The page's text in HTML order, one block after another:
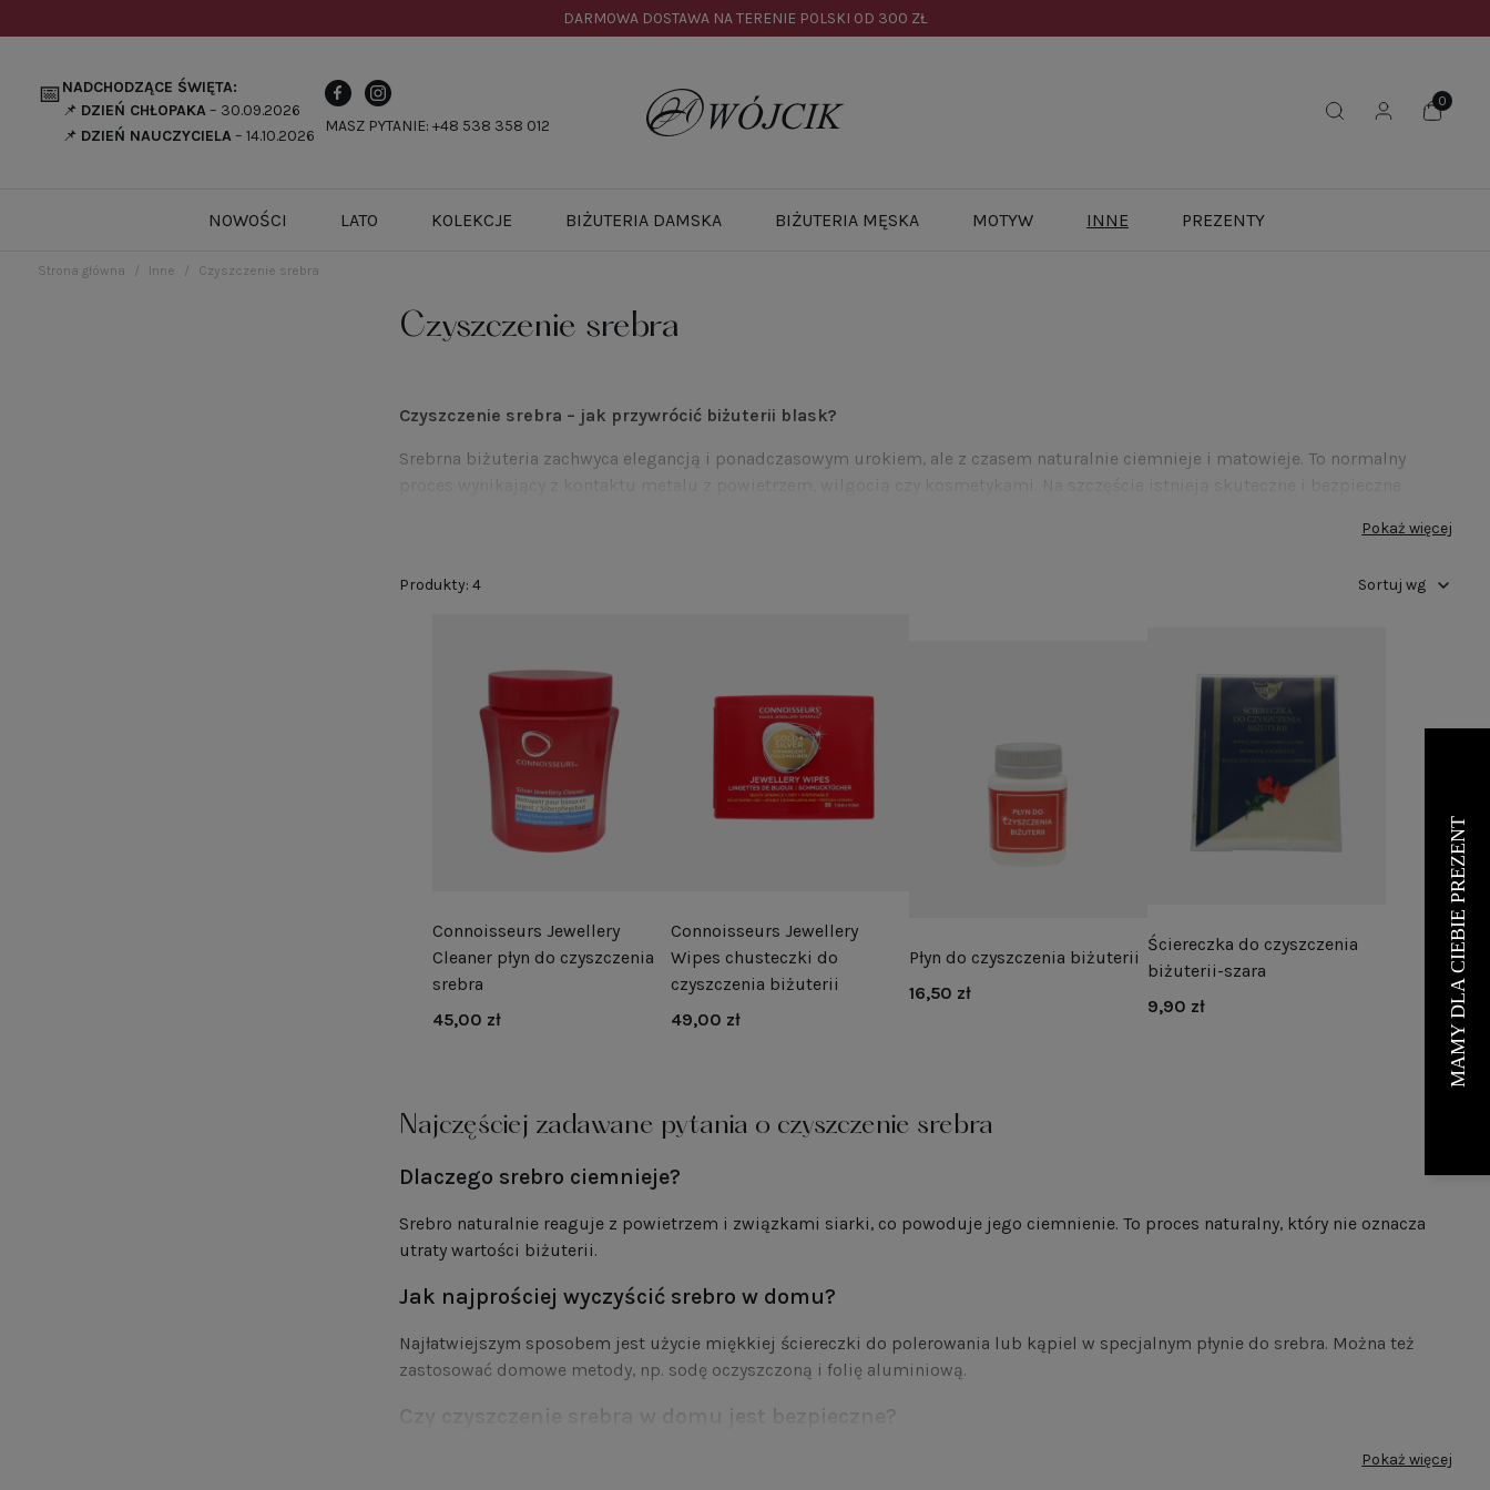
DARMOWA DOSTAWA NA TERENIE POLSKI OD 300 ZŁ
📅NADCHODZĄCE ŚWIĘTA:
📌 DZIEŃ CHŁOPAKA– 30.09.2026
📌 DZIEŃ NAUCZYCIELA– 14.10.2026
MASZ PYTANIE: +48 538 358 012
NOWOŚCI LATO KOLEKCJE BIŻUTERIA DAMSKA BIŻUTERIA MĘSKA MOTYW INNE PREZENTY
Strona główna Inne Czyszczenie srebra
Czyszczenie srebra
Czyszczenie srebra – jak przywrócić biżuterii blask?
Srebrna biżuteria zachwyca elegancją i ponadczasowym urokiem, ale z czasem naturalnie ciemnieje i matowieje. To normalny
Pokaż więcej
Produkty: 4 Sortuj wg
Connoisseurs Jewellery
Cleaner płyn do czyszczenia
srebra
45,00 zł
Connoisseurs Jewellery
Wipes chusteczki do
czyszczenia biżuterii
49,00 zł
Płyn do czyszczenia biżuterii
16,50 zł
Ściereczka do czyszczenia
biżuterii-szara
9,90 zł
Najczęściej zadawane pytania o czyszczenie srebra
Dlaczego srebro ciemnieje?
Srebro naturalnie reaguje z powietrzem i związkami siarki, co powoduje jego ciemnienie. To proces naturalny, który nie oznacza
utraty wartości biżuterii.
Jak najprościej wyczyścić srebro w domu?
Najłatwiejszym sposobem jest użycie miękkiej ściereczki do polerowania lub kąpiel w specjalnym płynie do srebra. Można też
zastosować domowe metody, np. sodę oczyszczoną i folię aluminiową.
Czy czyszczenie srebra w domu jest bezpieczne?
Tak – pod warunkiem stosowania delikatnych metod. Należy unikać ostrych szczotek czy silnych detergentów, które mogąPokaż więcej